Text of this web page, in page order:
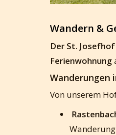
Wandern &
Der St.
Ferienwohnung
Wanderungen
Von unserem